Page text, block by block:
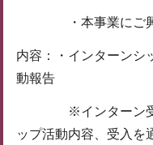
・本事業にご興味
内容：・インターンシ
動報告
※インターン受入
ップ活動内容、受入を